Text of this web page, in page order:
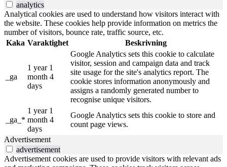
analytics
Analytical cookies are used to understand how visitors interact with
the website. These cookies help provide information on metrics the
number of visitors, bounce rate, traffic source, etc.
Kaka Varaktighet Beskrivning
_ga
1 year 1
month 4
days
Google Analytics sets this cookie to calculate
visitor, session and campaign data and track
site usage for the site's analytics report. The
cookie stores information anonymously and
assigns a randomly generated number to
recognise unique visitors.
_ga_*
1 year 1
month 4
days
Google Analytics sets this cookie to store and
count page views.
Advertisement
advertisement
Advertisement cookies are used to provide visitors with relevant ads